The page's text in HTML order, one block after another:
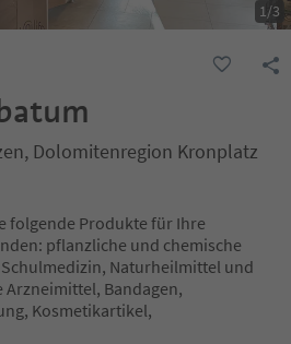
1/3
Dolomitenregion Kronplatz
folgende Produkte für Ihre
pflanzliche und chemische
Naturheilmittel und
Bandagen,
Kosmetikartikel,